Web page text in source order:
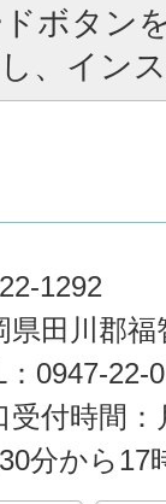
ボタン
、イン
1292
県田川郡福
：0947-22-
受付時間
分から17